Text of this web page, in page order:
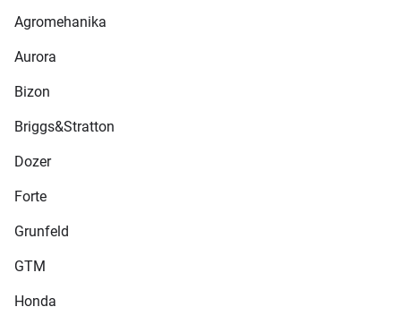
Agromehanika
Aurora
Bizon
Briggs&Stratton
Dozer
Forte
Grunfeld
GTM
Honda